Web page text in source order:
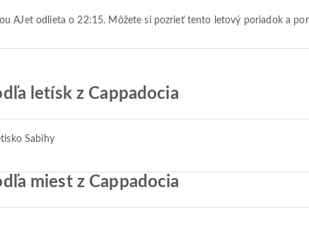
AJet odlieta o 22:15. Môžete si pozrieť tento letový poriadok a
letísk z Cappadocia
Sabihy
miest z Cappadocia